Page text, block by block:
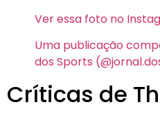
Ver essa foto no
Uma publicação
dos Sports
Críticas de